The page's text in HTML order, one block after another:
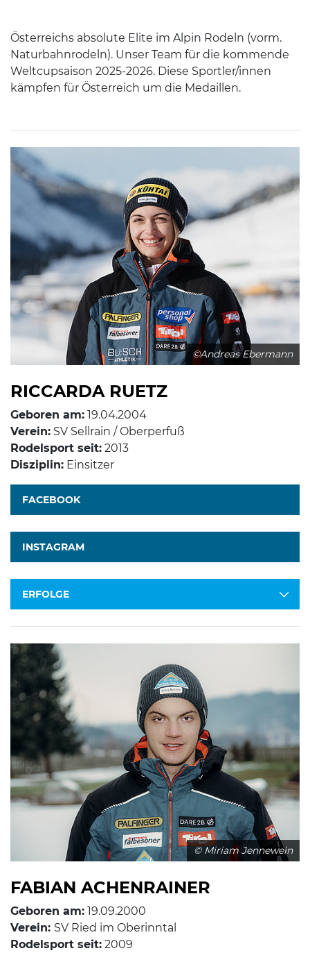
Österreichs absolute Elite im Alpin Rodeln (vorm.
Naturbahnrodeln). Unser Team für die kommende
Weltcupsaison 2025-2026. Diese Sportler/innen
kämpfen für Österreich um die Medaillen.
©Andreas Ebermann
RICCARDA RUETZ
Geboren am: 19.04.2004
Verein: SV Sellrain / Oberperfuß
Rodelsport seit: 2013
Disziplin: Einsitzer
FACEBOOK
INSTAGRAM
ERFOLGE
© Miriam Jennewein
FABIAN ACHENRAINER
Geboren am: 19.09.2000
Verein: SV Ried im Oberinntal
Rodelsport seit: 2009